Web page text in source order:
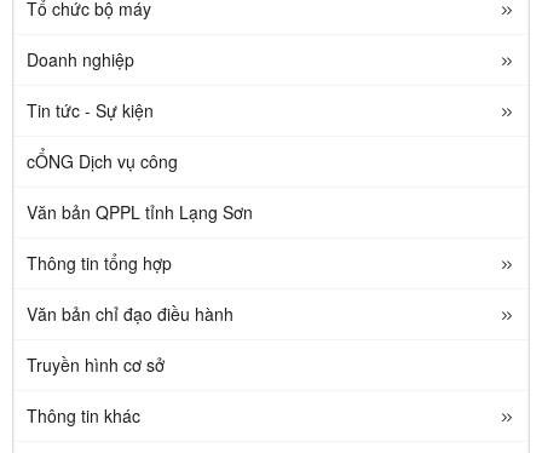
Tổ chức bộ máy
Doanh nghiệp
Tin tức - Sự kiện
cỔNG Dịch vụ công
Văn bản QPPL tỉnh Lạng Sơn
Thông tin tổng hợp
Văn bản chỉ đạo điều hành
Truyền hình cơ sở
Thông tin khác